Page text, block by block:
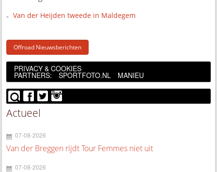
Van der Heijden tweede in Maldegem
Offroad Nieuwsberichten
PRIVACY & COOKIES
PARTNERS: SPORTFOTO.NL MANIEU
Actueel
07-08-2026
Van der Breggen rijdt Tour Femmes niet uit
07-08-2026